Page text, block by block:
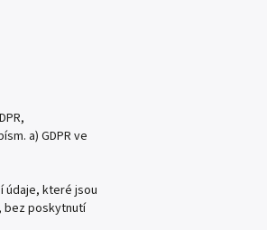
a) GDPR ve
údaje, které jsou
bez poskytnutí